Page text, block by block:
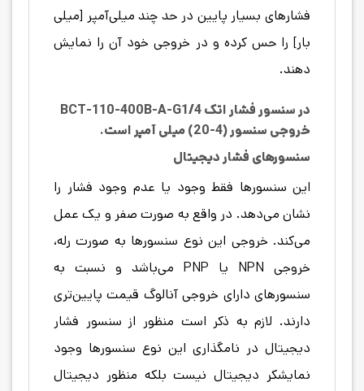
فشارهای بسیار پایین در حد چند میلی‌آمپر [میلی
بار] را حس کرده و در خروجی خود آن را نمایش
دهند.
در سنسور فشار اتک BCT-110-400B-A-G1/4
خروجی سنسور (4-20) میلی آمپر است.
سنسورهای فشار دیجیتال
این سنسورها فقط وجود یا عدم وجود فشار را
نشان می‌دهد. در واقع به صورت صفر و یک عمل
می‌کند. خروجی این نوع سنسورها به صورت رله،
خروجی NPN یا PNP می‌باشد و نسبت به
سنسورهای دارای خروجی آنالوگ قیمت پایین‌تری
دارند. لازم به ذکر است منظور از سنسور فشار
دیجیتال در نامگذاری این نوع سنسورها وجود
نمایشکر دیجیتال نیست بلکه منظور دیجیتال